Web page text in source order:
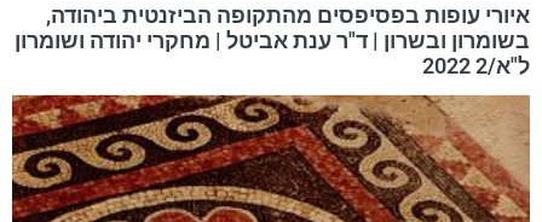
איורי עופות בפסיפסים מהתקופה הביזנטית ביהודה,
בשומרון ובשרון | ד"ר ענת אביטל | מחקרי יהודה ושומרון
ל"א/2 2022